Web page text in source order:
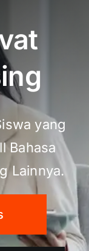
yang
Bahasa
Lainnya.